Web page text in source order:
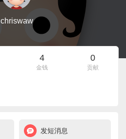
chriswaw
4
金钱
0
贡献
发短消息